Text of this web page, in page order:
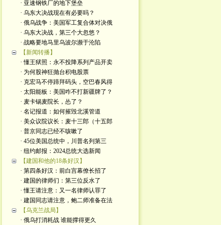
· 亚速钢铁厂的地下堡垒
· 乌东大决战现在有必要吗？
· 俄乌战争：美国军工复合体对决俄
· 乌东大决战，第三个大忽悠？
· 战略要地马里乌波尔濒于沦陷
【新闻转播】
· 懂王狱照：永不投降系列产品开卖
· 为何股神狂抛台积电股票
· 克宏马不停蹄拜码头，空巴春风得
· 太阳能板：美国咋不打新疆牌了？
· 麦卡锡麦院长，怂了？
· 名记报道：如何摧毁北溪管道
· 美众议院议长：麦十三郎（十五郎
· 普京同志已经不咳嗽了
· 45位美国总统中，川普名列第三
· 纽约邮报：2024总统大选新闻
【建国和他的18条好汉】
· 第四条好汉：前白宫幕僚长招了
· 建国的律师们：第三位反水了
· 懂王请注意：又一名律师认罪了
· 建国同志请注意，鲍二师准备在法
【乌克兰战局】
· 俄乌打消耗战 谁能撑得更久